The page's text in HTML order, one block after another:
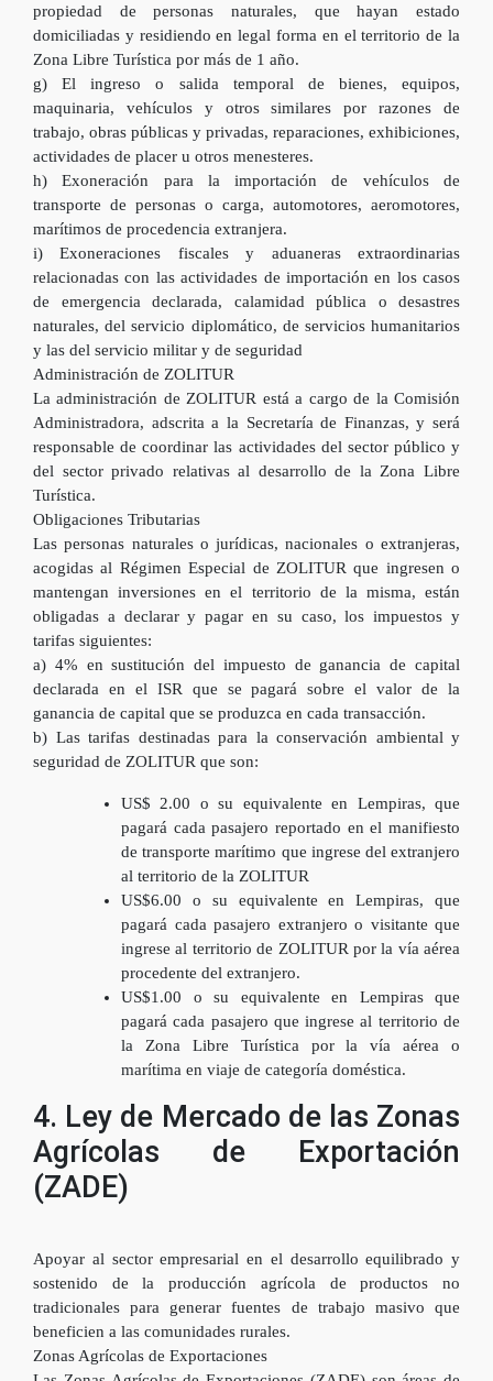
propiedad de personas naturales, que hayan estado
domiciliadas y residiendo en legal forma en el territorio de la
Zona Libre Turística por más de 1 año.
g) El ingreso o salida temporal de bienes, equipos,
maquinaria, vehículos y otros similares por razones de
trabajo, obras públicas y privadas, reparaciones, exhibiciones,
actividades de placer u otros menesteres.
h) Exoneración para la importación de vehículos de
transporte de personas o carga, automotores, aeromotores,
marítimos de procedencia extranjera.
i) Exoneraciones fiscales y aduaneras extraordinarias
relacionadas con las actividades de importación en los casos
de emergencia declarada, calamidad pública o desastres
naturales, del servicio diplomático, de servicios humanitarios
y las del servicio militar y de seguridad
Administración de ZOLITUR
La administración de ZOLITUR está a cargo de la Comisión
Administradora, adscrita a la Secretaría de Finanzas, y será
responsable de coordinar las actividades del sector público y
del sector privado relativas al desarrollo de la Zona Libre
Turística.
Obligaciones Tributarias
Las personas naturales o jurídicas, nacionales o extranjeras,
acogidas al Régimen Especial de ZOLITUR que ingresen o
mantengan inversiones en el territorio de la misma, están
obligadas a declarar y pagar en su caso, los impuestos y
tarifas siguientes:
a) 4% en sustitución del impuesto de ganancia de capital
declarada en el ISR que se pagará sobre el valor de la
ganancia de capital que se produzca en cada transacción.
b) Las tarifas destinadas para la conservación ambiental y
seguridad de ZOLITUR que son:
US$ 2.00 o su equivalente en Lempiras, que
pagará cada pasajero reportado en el manifiesto
de transporte marítimo que ingrese del extranjero
al territorio de la ZOLITUR
US$6.00 o su equivalente en Lempiras, que
pagará cada pasajero extranjero o visitante que
ingrese al territorio de ZOLITUR por la vía aérea
procedente del extranjero.
US$1.00 o su equivalente en Lempiras que
pagará cada pasajero que ingrese al territorio de
la Zona Libre Turística por la vía aérea o
marítima en viaje de categoría doméstica.
4. Ley de Mercado de las Zonas
Agrícolas de Exportación
(ZADE)
Apoyar al sector empresarial en el desarrollo equilibrado y
sostenido de la producción agrícola de productos no
tradicionales para generar fuentes de trabajo masivo que
beneficien a las comunidades rurales.
Zonas Agrícolas de Exportaciones